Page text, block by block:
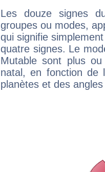
Les douze signes
groupes ou modes,
qui signifie
quatre signes. Le
Mutable sont plus
natal, en fonction de
planètes et des